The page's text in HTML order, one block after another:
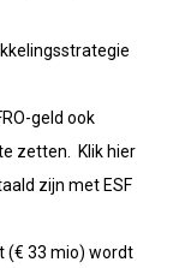
geld ook
zetten. Klik hier
zijn met ESF
(€ 33 mio) wordt